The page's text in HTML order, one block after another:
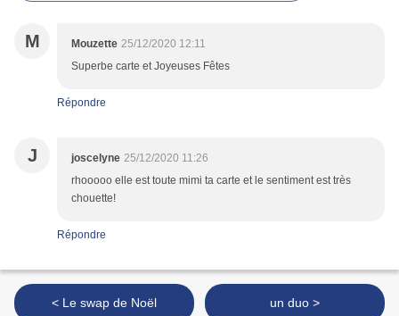
M Mouzette 25/12/2020 12:11
Superbe carte et Joyeuses Fêtes
Répondre
J joscelyne 25/12/2020 11:26
rhooooo elle est toute mimi ta carte et le sentiment est très
chouette!
Répondre
< Le swap de Noël un duo >